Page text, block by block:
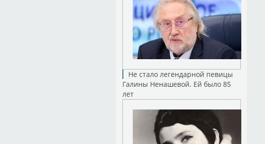
Не стало легендарной певицы
Галины Ненашевой. Ей было 85
лет